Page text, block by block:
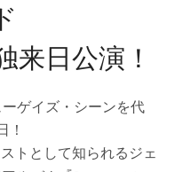
来日公演！
ゲイズ・シーンを代
！
トとして知られるジェ